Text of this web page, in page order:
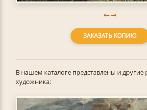
ЗАКАЗАТЬ КОПИЮ
В нашем каталоге представлены и другие
художника: